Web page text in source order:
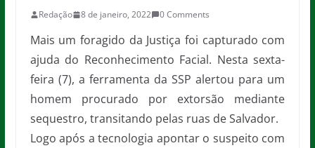
Redação 8 de janeiro, 2022 0 Comments
Mais um foragido da Justiça foi capturado com
ajuda do Reconhecimento Facial. Nesta sexta-
feira (7), a ferramenta da SSP alertou para um
homem procurado por extorsão mediante
sequestro, transitando pelas ruas de Salvador.
Logo após a tecnologia apontar o suspeito com